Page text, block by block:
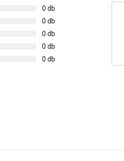
0 db
0 db
0 db
0 db
0 db